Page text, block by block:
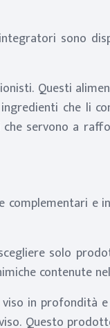
sono
Questi
che li
servono a
complementari
solo
contenute
in profondità
Questo